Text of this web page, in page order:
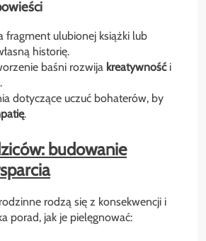
fragment ulubionej książki lub
historię.
baśni rozwija kreatywnośći
dotyczące uczuć bohaterów, by
.
budowanie
rodzą się z konsekwencji i
porad, jak je pielęgnować: